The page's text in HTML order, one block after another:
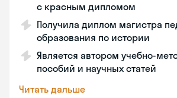
с красным дипломом
Получила диплом магистра
образования по истории
Является автором учебно-
пособий и научных статей
Читать дальше